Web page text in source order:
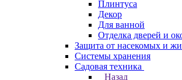
Плинтуса
Декор
Для ванной
Отделка дверей и
Защита от насекомых и
Системы хранения
Садовая техника
Назад